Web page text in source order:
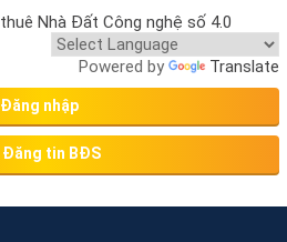
Powered by Translate
Đăng nhập
Đăng tin BĐS